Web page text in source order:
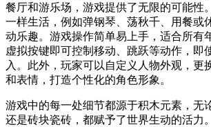
餐厅和游乐场，游戏提供了无限的可能性
一样生活，例如弹钢琴、荡秋千、用餐或
动乐趣。游戏操作简单易上手，适合所有
虚拟按键即可控制移动、跳跃等动作，即
入。此外，玩家可以自定义人物外观，更
和表情，打造个性化的角色形象。
游戏中的每一处细节都源于积木元素，无
还是砖块瓷砖，都赋予了世界生动的活力